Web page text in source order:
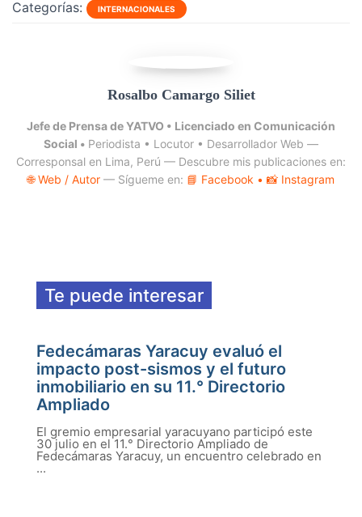
Categorías: INTERNACIONALES
Rosalbo Camargo Siliet
Jefe de Prensa de YATVO • Licenciado en Comunicación
Social • Periodista • Locutor • Desarrollador Web —
Corresponsal en Lima, Perú — Descubre mis publicaciones en:
🌐 Web / Autor — Sígueme en: 📘 Facebook • 📸 Instagram
Te puede interesar
Fedecámaras Yaracuy evaluó el
impacto post-sismos y el futuro
inmobiliario en su 11.° Directorio
Ampliado
El gremio empresarial yaracuyano participó este
30 julio en el 11.° Directorio Ampliado de
Fedecámaras Yaracuy, un encuentro celebrado en
...